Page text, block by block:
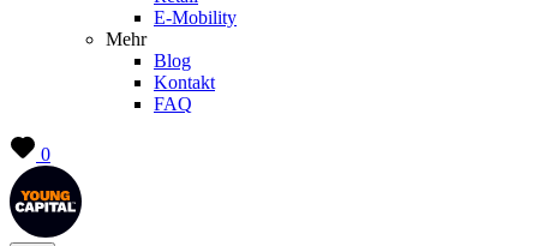
E-Mobility
Mehr
Blog
Kontakt
FAQ
0